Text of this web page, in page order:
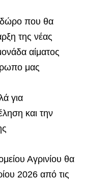
δώρο που θα
της νέας
αίματος
μας
για
και την
Αγρινίου θα
2026 από τις